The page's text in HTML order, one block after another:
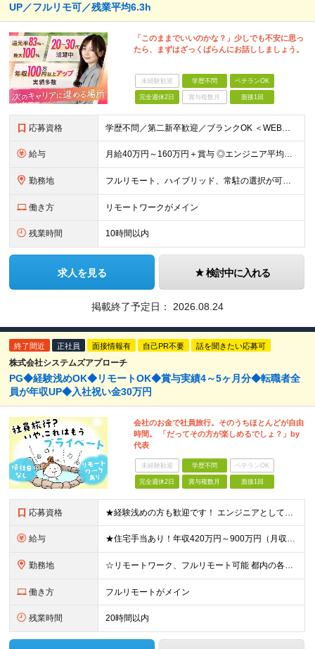
UP／フルリモ可／残業平均6.3h
「このままでいいのかな？」少しでも不安に思っ
たら、まずはざっくばらんにお話ししましょう。
未経験歓迎 学歴不問 ベテランOK
完全週休2日 賞与複数月 面接1回
応募資格 学歴不問／第二新卒歓迎／ブランクOK ＜WEB面談1回のみ！即日内定も◎＞ 【応募条件】 ・ITエンジニアとして1年以上の実務経験をお持ちの方 ※インフラ・開発・言語・工程・業界など不問 ※転職回
給与 月給40万円～160万円＋賞与 ◎エンジニア平均年収820万円 ◎入社した全員が年収UPしています！（前職年収180万円UP） ◎単価連動型：還元率83％～最大100%だから高収入が実現 ◎待機時給
勤務地 フルリモート、ハイブリッド、常駐の選択が可能＆帰社日なし ●下記エリアを中心とするクライアント先、または自宅にて勤務 首都圏：東京・埼玉・千葉・神奈川 関西：大阪・兵庫・京都・滋賀・奈良・和歌山 東
働き方 リモートワークがメイン
残業時間 10時間以内
求人を見る 検討中に入れる
掲載終了予定日： 2026.08.24
終了間近 正社員 面接情報有 自己PR不要 話を聞きたい応募可
株式会社システムズアプローチ
PG◆経験浅めOK◆リモートOK◆賞与実績4～5ヶ月分◆転職者全
員が年収UP◆入社祝い金30万円
会社のお金で社員旅行。そのうちほとんどが自由
時間。 「だってその方が楽しめるでしょ？」by
代表
未経験歓迎 学歴不問 ベテランOK
完全週休2日 賞与複数月 面接1回
応募資格 ★経験浅めの方も歓迎です！ エンジニアとしてマイペースに成長してける環境をお探しなら、まずは“元エンジニア”の社長・野﨑と話に来てください！ ◆オープン・Web系システム、汎用機システムの開発経験を
給与 ★住宅手当あり！年収420万円～900万円（月収28万～60万円） ★当社への転職者全員が、前職と比べて年収アップを実現しています！ ■実務経験5年以上 ＜年収600万円～（月収39.5万円～）※各
勤務地 ☆リモートワーク、フルリモート可能 都内の各プロジェクト先にてご勤務いただきます。 勤務地は、希望を考慮して決定いたします。 ※会社都合による転勤はありません ※変更の範囲：上記を除く当社関連勤務
働き方 フルリモートがメイン
残業時間 20時間以内